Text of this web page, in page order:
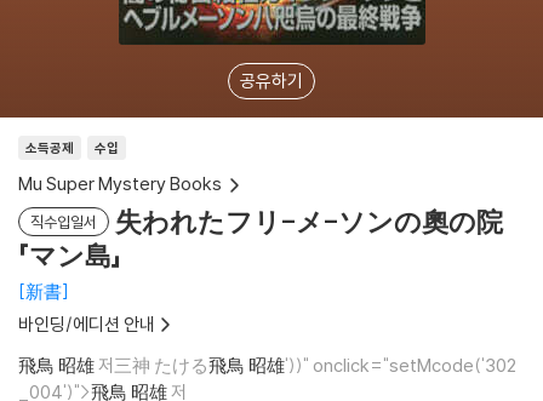
공유하기
소득공제 수입
Mu Super Mystery Books
직수입일서
失われたフリ-メ-ソンの奧の院
「マン島」
新書
바인딩/에디션 안내
飛鳥 昭雄저三神 たける飛鳥 昭雄'))" onclick="setMcode('302
_004')">飛鳥 昭雄저